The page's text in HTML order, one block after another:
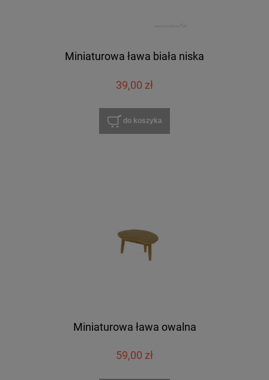
Miniaturowa ława biała niska
39,00 zł
do koszyka
Miniaturowa ława owalna
59,00 zł